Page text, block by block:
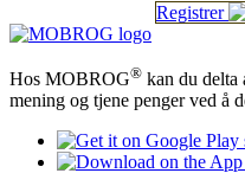
Registrer
Hos MOBROG® kan du delta
mening og tjene penger ved å